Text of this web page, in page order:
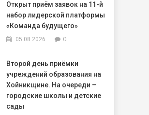
Открыт приём заявок на 11-й
набор лидерской платформы
«Команда будущего»
05.08.2026 0
Второй день приёмки
учреждений образования на
Хойникщине. На очереди –
городские школы и детские
сады